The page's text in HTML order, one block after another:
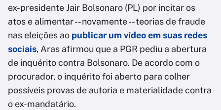
ex-presidente Jair Bolsonaro (PL) por incitar os
atos e alimentar -- novamente -- teorias de fraude
nas eleições ao publicar um vídeo em suas redes
sociais, Aras afirmou que a PGR pediu a abertura
de inquérito contra Bolsonaro. De acordo com o
procurador, o inquérito foi aberto para colher
possíveis provas de autoria e materialidade contra
o ex-mandatário.